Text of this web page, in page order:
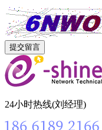
24小时热线(刘经理)